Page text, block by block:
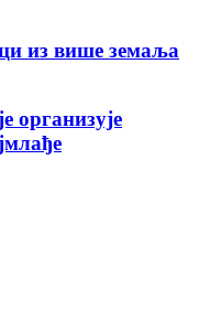
из више земаља
организује